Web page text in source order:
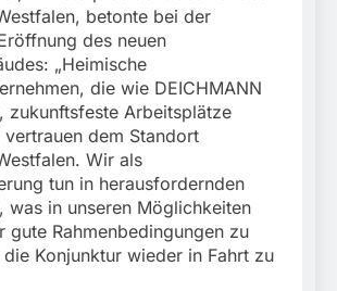
betonte bei der
des neuen
„Heimische
die wie DEICHMANN
zukunftsfeste Arbeitsplätze
vertrauen dem Standort
Wir als
tun in herausfordernden
was in unseren Möglichkeiten
gute Rahmenbedingungen zu
Konjunktur wieder in Fahrt zu